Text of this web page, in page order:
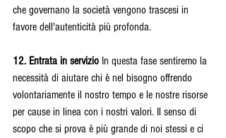
che governano la società vengono trascesi in
favore dell'autenticità più profonda.
12. Entrata in servizio In questa fase sentiremo la
necessità di aiutare chi è nel bisogno offrendo
volontariamente il nostro tempo e le nostre risorse
per cause in linea con i nostri valori. Il senso di
scopo che si prova è più grande di noi stessi e ci